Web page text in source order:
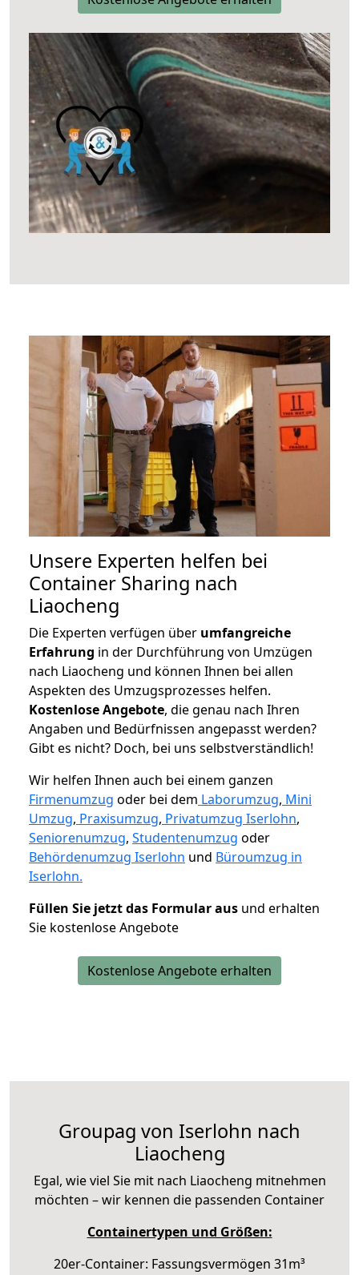
Unsere Experten helfen bei
Container Sharing nach
Liaocheng
Die Experten verfügen über umfangreiche
Erfahrung in der Durchführung von Umzügen
nach Liaocheng und können Ihnen bei allen
Aspekten des Umzugsprozesses helfen.
Kostenlose Angebote, die genau nach Ihren
Angaben und Bedürfnissen angepasst werden?
Gibt es nicht? Doch, bei uns selbstverständlich!
Wir helfen Ihnen auch bei einem ganzen
Firmenumzug oder bei dem Laborumzug, Mini
Umzug, Praxisumzug, Privatumzug Iserlohn,
Seniorenumzug, Studentenumzug oder
Behördenumzug Iserlohn und Büroumzug in
Iserlohn.
Füllen Sie jetzt das Formular aus und erhalten
Sie kostenlose Angebote
Kostenlose Angebote erhalten
Groupag von Iserlohn nach
Liaocheng
Egal, wie viel Sie mit nach Liaocheng mitnehmen
möchten – wir kennen die passenden Container
Containertypen und Größen:
20er-Container: Fassungsvermögen 31m³